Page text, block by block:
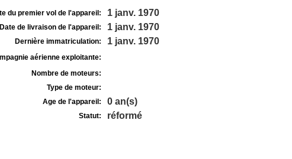
du premier vol de l'appareil: 1 janv. 1970
Date de livraison de l'appareil: 1 janv. 1970
Dernière immatriculation: 1 janv. 1970
aérienne exploitante:
Nombre de moteurs:
Type de moteur:
Age de l'appareil:
0 an(s)
Statut: réformé